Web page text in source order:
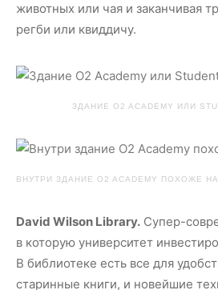
животных или чая и заканчивая
регби или квиддичу.
ЗДАНИЕ O2 ACADEMY ИЛИ
ВНУТРИ ЗДАНИЕ O2 ACADEMY ПОХОЖЕ
David Wilson Library. Супер-
в которую университет
В библиотеке есть все для
старинные книги, и новейшие